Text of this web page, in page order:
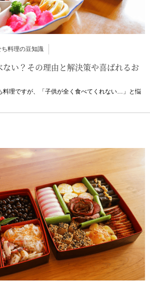
ち料理の豆知識
い？その理由と解決策や喜ばれるお
料理ですが、「子供が全く食べてくれない…」と悩